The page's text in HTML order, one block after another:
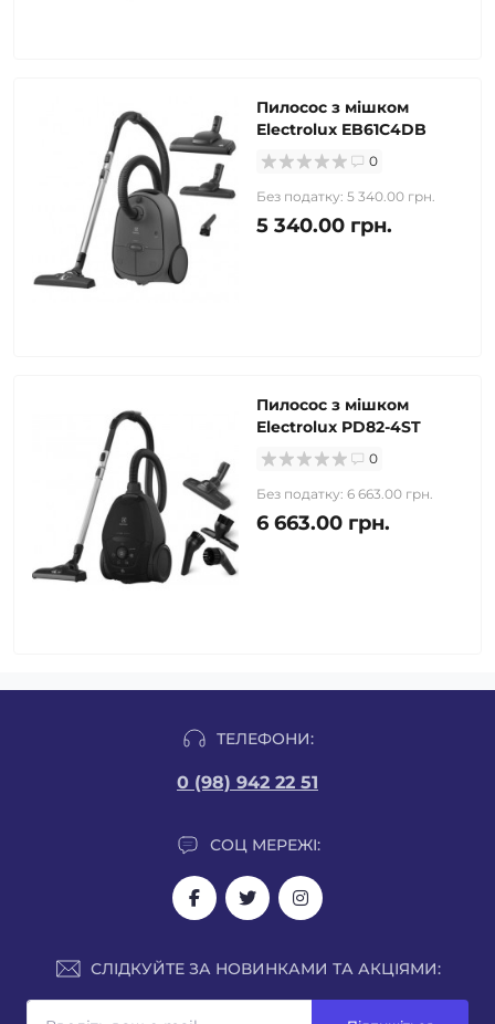
Пилосос з мішком
Electrolux EB61C4DB
0
Без податку: 5 340.00 грн.
5 340.00 грн.
Пилосос з мішком
Electrolux PD82-4ST
0
Без податку: 6 663.00 грн.
6 663.00 грн.
ТЕЛЕФОНИ:
0 (98) 942 22 51
СОЦ МЕРЕЖІ:
СЛІДКУЙТЕ ЗА НОВИНКАМИ ТА АКЦІЯМИ: